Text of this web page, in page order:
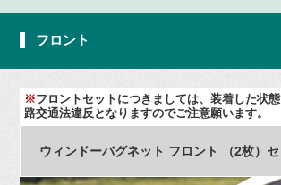
フロント
※フロントセットにつきましては、装着した状
路交通法違反となりますのでご注意願います。
ウィンドーバグネット フロント （2枚）セ